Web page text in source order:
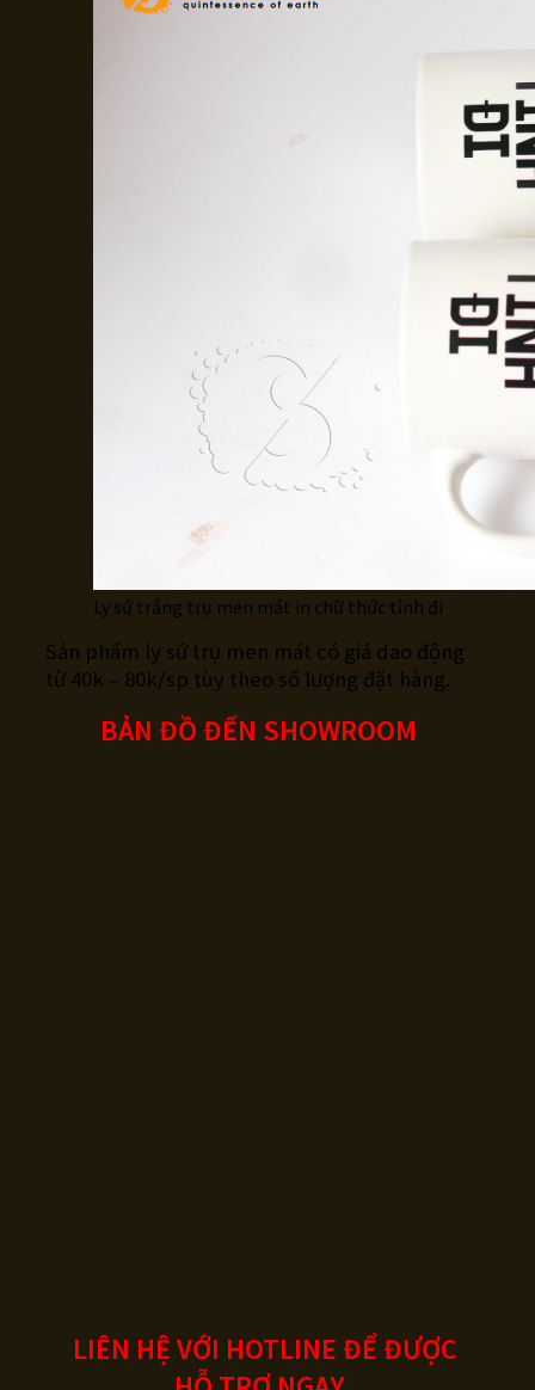
Ly sứ trắng trụ men mát in chữ thức tỉnh đi
Sản phẩm ly sứ trụ men mát có giá dao động
từ 40k – 80k/sp tùy theo số lượng đặt hàng.
BẢN ĐỒ ĐẾN SHOWROOM
LIÊN HỆ VỚI HOTLINE ĐỂ ĐƯỢC